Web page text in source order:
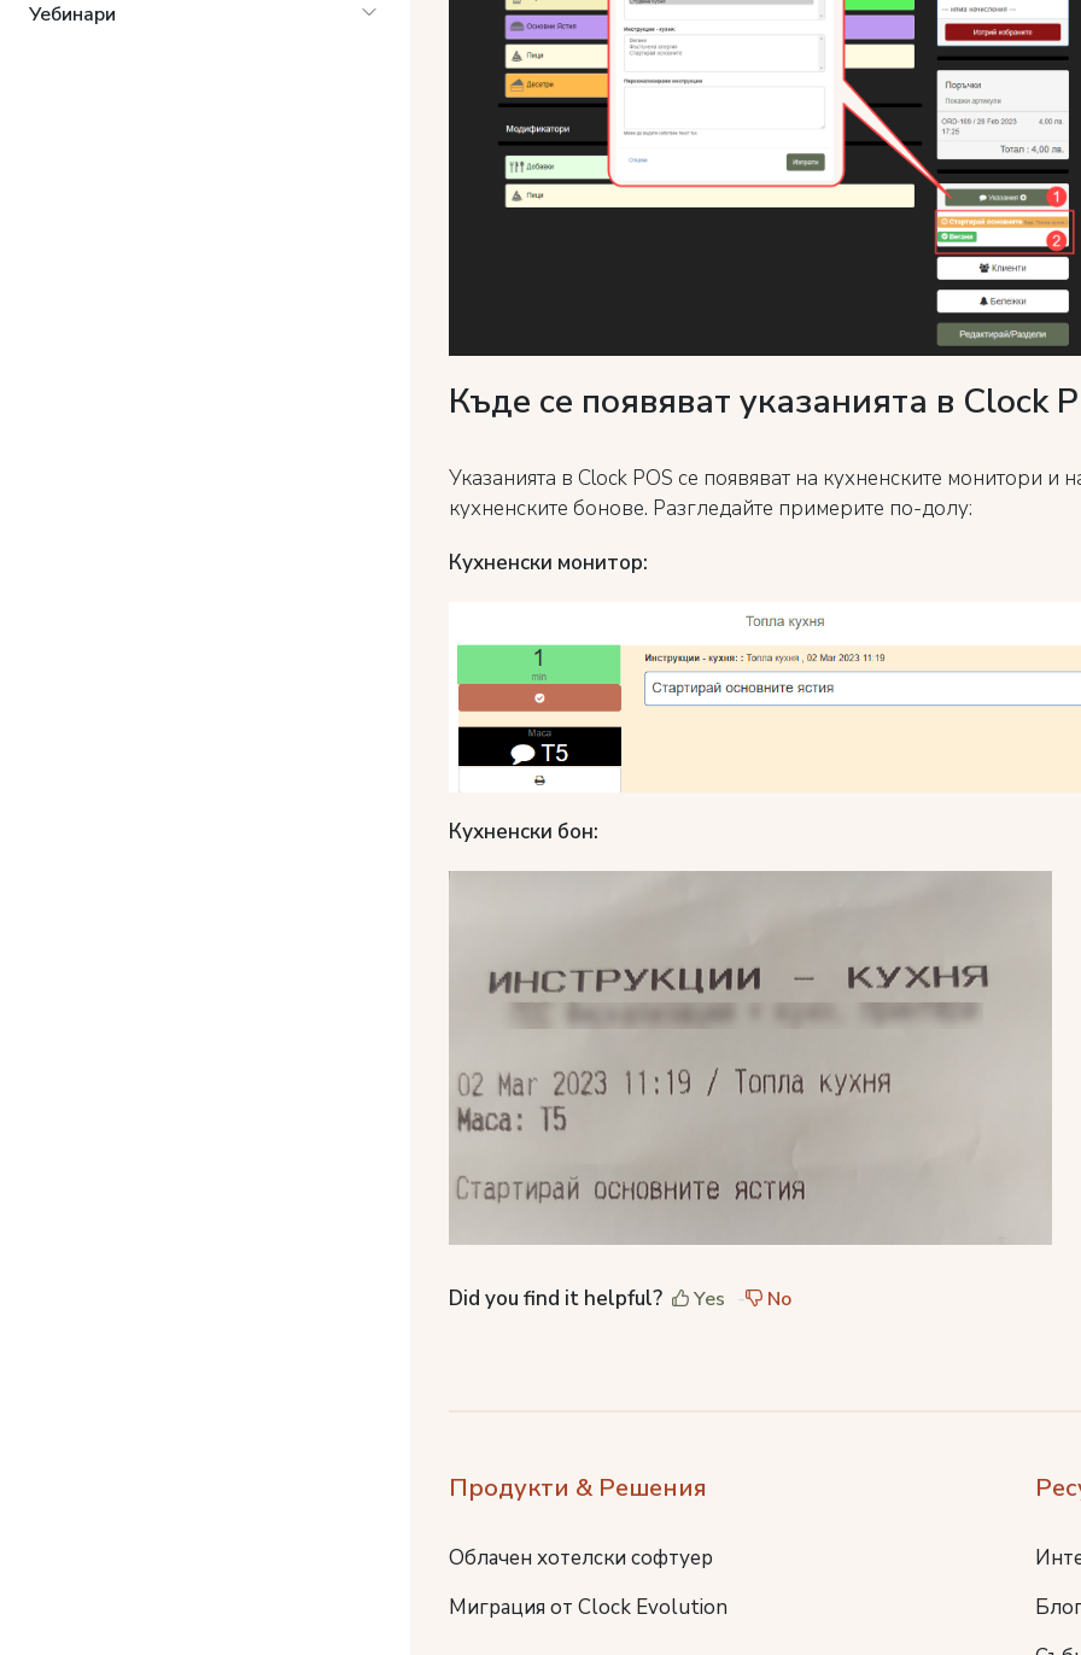
Уебинари
Къде се появяват указанията в Clock
Указанията в Clock POS се появяват на кухненските монитори и
кухненските бонове. Разгледайте примерите по-долу:
Кухненски монитор:
Кухненски бон:
Did you find it helpful? Yes No
Продукти & Решения
Облачен хотелски софтуер
Миграция от Clock Evolution